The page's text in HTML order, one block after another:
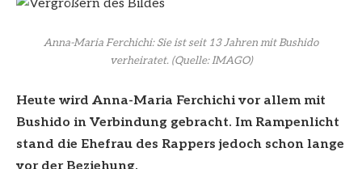
Anna-Maria Ferchichi: Sie ist seit 13 Jahren mit Bushido
verheiratet.(Quelle: IMAGO)
Heute wird Anna-Maria Ferchichi vor allem mit
Bushido in Verbindung gebracht. Im Rampenlicht
stand die Ehefrau des Rappers jedoch schon lange